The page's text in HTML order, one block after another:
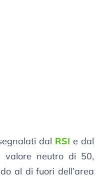
dal RSI e dal
valore neutro di 50,
al di fuori dell’area